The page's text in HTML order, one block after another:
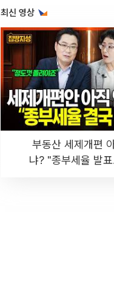
최신 영상
부동산 세제개편
냐? "종부세율 발